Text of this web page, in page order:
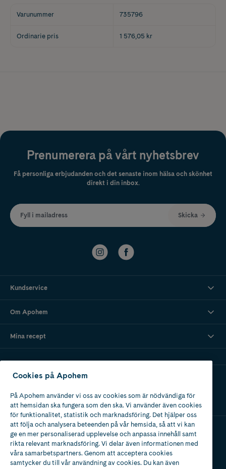
Varunummer 735796
Ordinarie pris 1 576,05 kr
Prenumerera på vårt nyhetsbrev
Få personliga erbjudanden och det senaste inom hälsa och skönhet
direkt i din inbox.
Fyll i mailadress Skicka
Kundservice
Om Apohem
Mina recept
Ladda ner vår app
Apotek med tillstånd
av Läkemedelsverket
Cookies på Apohem
På Apohem använder vi oss av cookies som är nödvändiga för
att hemsidan ska fungera som den ska. Vi använder även cookies
för funktionalitet, statistik och marknadsföring. Det hjälper oss
att följa och analysera beteenden på vår hemsida, så att vi kan
ge en mer personaliserad upplevelse och anpassa innehåll samt
rikta relevant marknadsföring. Vi delar även informationen med
våra samarbetspartners. Genom att acceptera cookies
samtycker du till vår användning av cookies. Du kan även